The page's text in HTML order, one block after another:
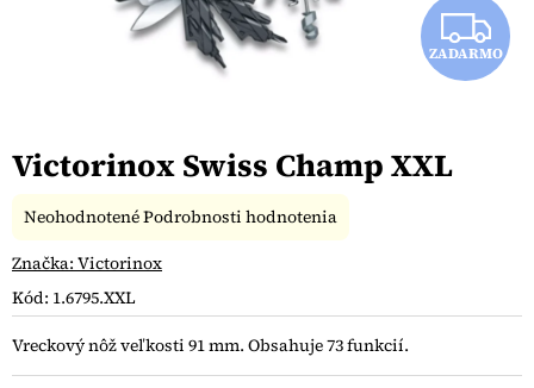
Z
A
O
ZADARMO
Victorinox Swiss Champ XXL
Kód: 1.6795.XXL
Vreckový nôž veľkosti 91 mm. Obsahuje 73 funkcií.
Priemerné
produktu
0,0
5
hviezdičiek.
NeohodnotenéPodrobnosti hodnotenia
Značka: Victorinox